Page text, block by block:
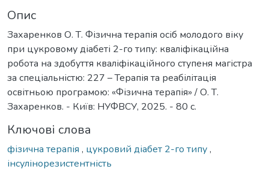
Опис
Захаренков О. Т. Фізична терапія осіб молодого віку
при цукровому діабеті 2-го типу: кваліфікаційна
робота на здобуття кваліфікаційного ступеня магістра
за спеціальністю: 227 – Терапія та реабілітація
освітньою програмою: «Фізична терапія» / О. Т.
Захаренков. - Київ: НУФВСУ, 2025. - 80 с.
Ключові слова
фізична терапія , цукровий діабет 2-го типу,
інсулінорезистентність